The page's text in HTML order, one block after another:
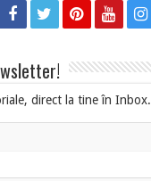
direct la tine în Inbox.